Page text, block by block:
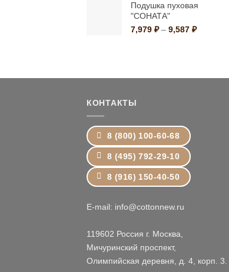
399 ₽
1,499 ₽
Подушка пуховая
"СОНАТА"
7,979 ₽ – 9,587 ₽Диапазон
КОНТАКТЫ
8 (800) 100-60-68
8 (495) 792-29-10
8 (916) 150-40-50
E-mail: info@cottonnew.ru
119602 Россия г. Москва,
Мичуринский проспект,
Олимпийская деревня, д. 4, корп. 3.